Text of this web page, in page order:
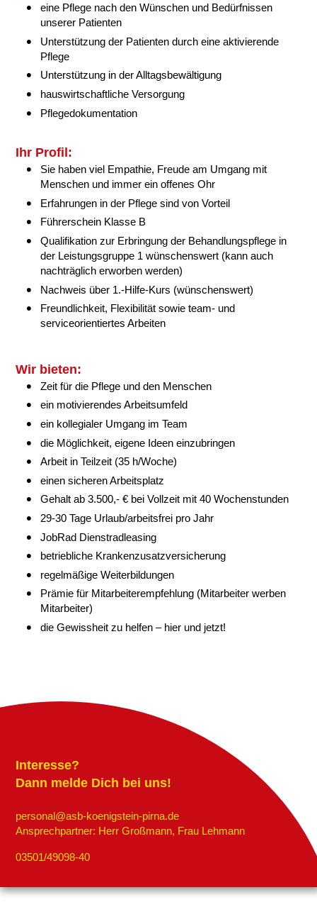
eine Pflege nach den Wünschen und Bedürfnissen
unserer Patienten
Unterstützung der Patienten durch eine aktivierende
Pflege
Unterstützung in der Alltagsbewältigung
hauswirtschaftliche Versorgung
Pflegedokumentation
Ihr Profil:
Sie haben viel Empathie, Freude am Umgang mit
Menschen und immer ein offenes Ohr
Erfahrungen in der Pflege sind von Vorteil
Führerschein Klasse B
Qualifikation zur Erbringung der Behandlungspflege in
der Leistungsgruppe 1 wünschenswert (kann auch
nachträglich erworben werden)
Nachweis über 1.-Hilfe-Kurs (wünschenswert)
Freundlichkeit, Flexibilität sowie team- und
serviceorientiertes Arbeiten
Wir bieten:
Zeit für die Pflege und den Menschen
ein motivierendes Arbeitsumfeld
ein kollegialer Umgang im Team
die Möglichkeit, eigene Ideen einzubringen
Arbeit in Teilzeit (35 h/Woche)
einen sicheren Arbeitsplatz
Gehalt ab 3.500,- € bei Vollzeit mit 40 Wochenstunden
29-30 Tage Urlaub/arbeitsfrei pro Jahr
JobRad Dienstradleasing
betriebliche Krankenzusatzversicherung
regelmäßige Weiterbildungen
Prämie für Mitarbeiterempfehlung (Mitarbeiter werben
Mitarbeiter)
die Gewissheit zu helfen – hier und jetzt!
Interesse?
Dann melde Dich bei uns!
personal@asb-koenigstein-pirna.de
Ansprechpartner: Herr Großmann, Frau Lehmann
03501/49098-40